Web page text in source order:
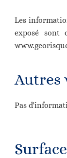
Les
exposé sont
Autres
Pas